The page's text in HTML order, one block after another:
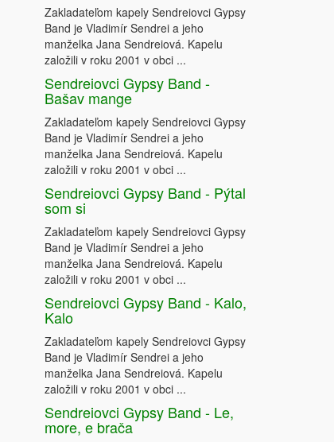
Zakladateľom kapely Sendreiovci Gypsy
Band je Vladimír Sendrei a jeho
manželka Jana Sendreiová. Kapelu
založili v roku 2001 v obci ...
Sendreiovci Gypsy Band -
Bašav mange
Zakladateľom kapely Sendreiovci Gypsy
Band je Vladimír Sendrei a jeho
manželka Jana Sendreiová. Kapelu
založili v roku 2001 v obci ...
Sendreiovci Gypsy Band - Pýtal
som si
Zakladateľom kapely Sendreiovci Gypsy
Band je Vladimír Sendrei a jeho
manželka Jana Sendreiová. Kapelu
založili v roku 2001 v obci ...
Sendreiovci Gypsy Band - Kalo,
Kalo
Zakladateľom kapely Sendreiovci Gypsy
Band je Vladimír Sendrei a jeho
manželka Jana Sendreiová. Kapelu
založili v roku 2001 v obci ...
Sendreiovci Gypsy Band - Le,
more, e brača